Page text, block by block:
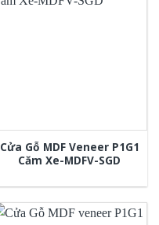
Cửa Gỗ MDF Veneer P1G1
Căm Xe-MDFV-SGD